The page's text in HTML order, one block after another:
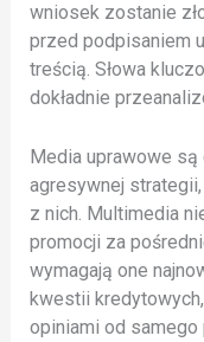
wniosek zostanie
przed podpisaniem
treścią. Słowa
dokładnie
Media uprawowe są
agresywnej
z nich. Multimedia
promocji za
wymagają one
kwestii
opiniami od